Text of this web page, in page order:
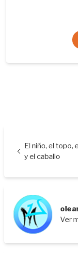
El niño, el topo,
y el caballo
Ver